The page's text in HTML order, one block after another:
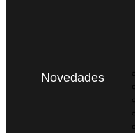
Novedades